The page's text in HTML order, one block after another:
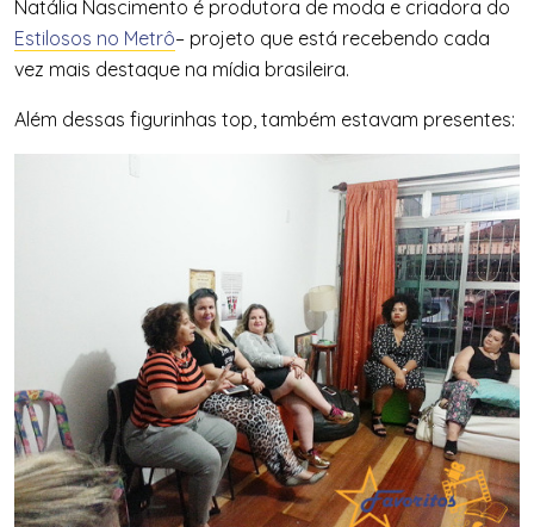
Natália Nascimento é produtora de moda e criadora do
Estilosos no Metrô– projeto que está recebendo cada
vez mais destaque na mídia brasileira.
Além dessas figurinhas top, também estavam presentes: